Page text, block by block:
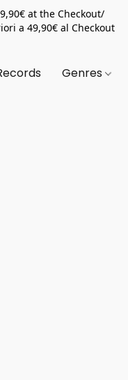
at the Checkout/
a 49,90€ al Checkout
Genres